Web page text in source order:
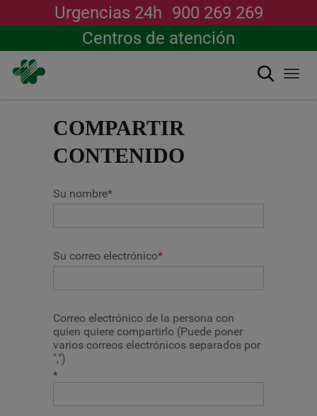
Urgencias 24h 900 269 269
Centros de atención
搜索
COMPARTIR
CONTENIDO
Su nombre*
Su correo electrónico*
Correo electrónico de la persona con
quien quiere compartirlo (Puede poner
varios correos electrónicos separados por
",")
*